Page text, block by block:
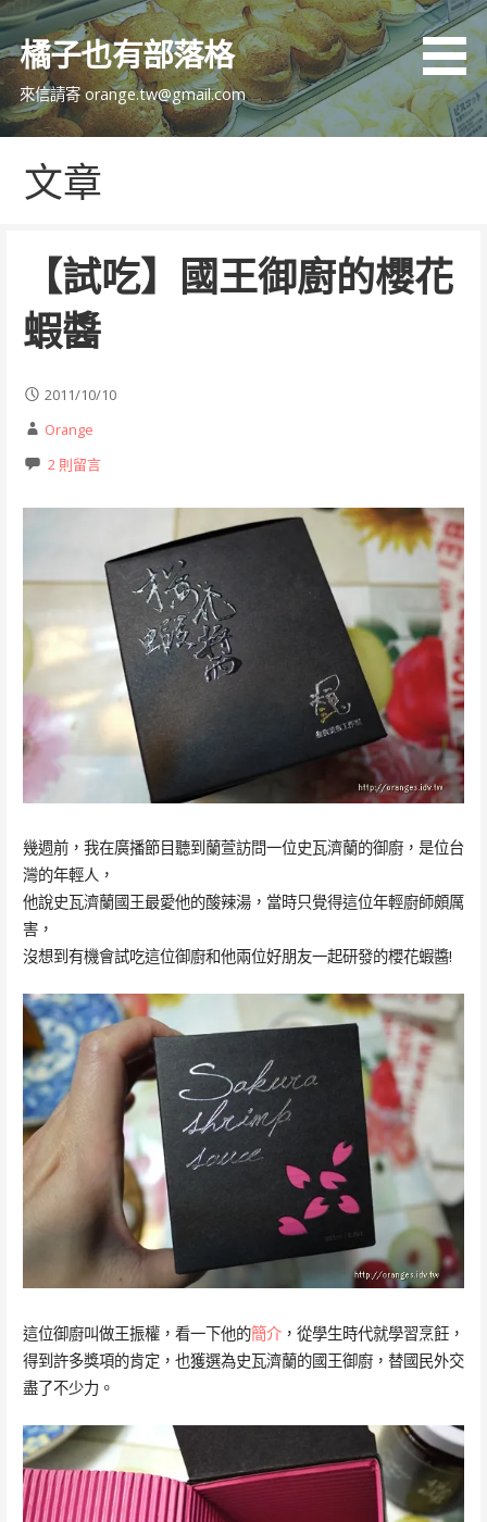
跳
主
內
橘子也有部落格
來信請寄 orange.tw@gmail.com
文章
【試吃】國王御廚的櫻花
蝦醬
2011/10/10
Orange
2 則留言
幾週前，我在廣播節目聽到蘭萱訪問一位史瓦濟蘭的御廚，是位台
灣的年輕人，
他說史瓦濟蘭國王最愛他的酸辣湯，當時只覺得這位年輕廚師頗厲
害，
沒想到有機會試吃這位御廚和他兩位好朋友一起研發的櫻花蝦醬!
這位御廚叫做王振權，看一下他的簡介，從學生時代就學習烹飪，
得到許多獎項的肯定，也獲選為史瓦濟蘭的國王御廚，替國民外交
盡了不少力。